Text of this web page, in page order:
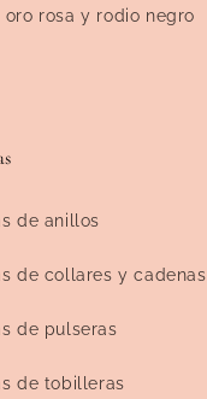
oro rosa y rodio negro
de anillos
de collares y cadenas
de pulseras
de tobilleras